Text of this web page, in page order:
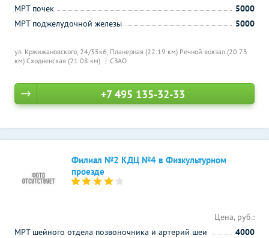
ул. Кржижановского, 24/35к6, Планерная (22.19 км) Речной вокзал (20.73
км) Сходненская (21.08 км) СЗАО
МРТ почек
5000
МРТ поджелудочной железы
5000
+7 495 135-32-33
Филиал №2 КДЦ №4 в Физкультурном
проезде
Цена, руб.:
МРТ шейного отдела позвоночника и артерий шеи
4000